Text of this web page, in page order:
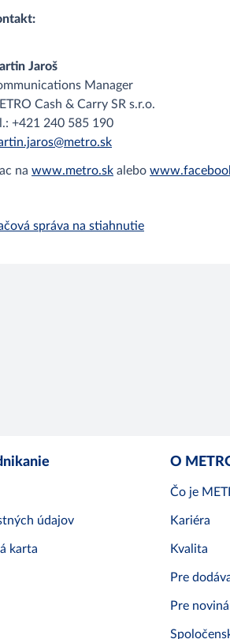
Jaroš
Manager
Cash & Carry SR s.r.o.
+421 240 585 190
na www.metro.sk alebo
správa na stiahnutie
údajov
karta
O
Čo je
Kariéra
Kvalita
Pre
Pre